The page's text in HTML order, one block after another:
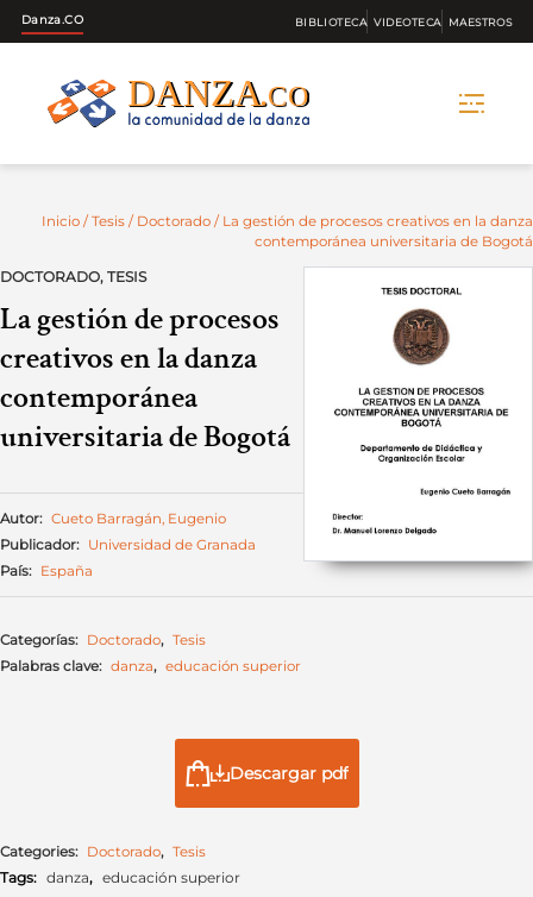
Danza.CO BIBLIOTECA VIDEOTECA MAESTROS
Inicio / Tesis / Doctorado / La gestión de procesos creativos en la danza
contemporánea universitaria de Bogotá
DOCTORADO, TESIS
La gestión de procesos
creativos en la danza
contemporánea
universitaria de Bogotá
Autor: Cueto Barragán, Eugenio
Publicador: Universidad de Granada
País: España
Categorías: Doctorado, Tesis
Palabras clave: danza, educación superior
Descargar pdf
Categories: Doctorado, Tesis
Tags: danza, educación superior